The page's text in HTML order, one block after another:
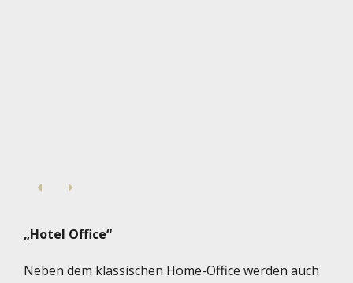
„Hotel Office“
Neben dem klassischen Home-Office werden auch